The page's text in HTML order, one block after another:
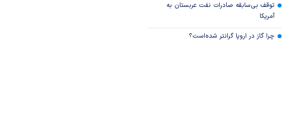
توقف بی‌سابقه صادرات نفت عربستان به
آمریکا
چرا گاز در اروپا گرانتر شده‌است؟